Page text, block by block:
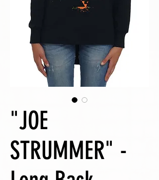
"JOE
STRUMMER" -